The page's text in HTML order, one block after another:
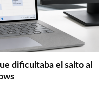
dificultaba el salto al